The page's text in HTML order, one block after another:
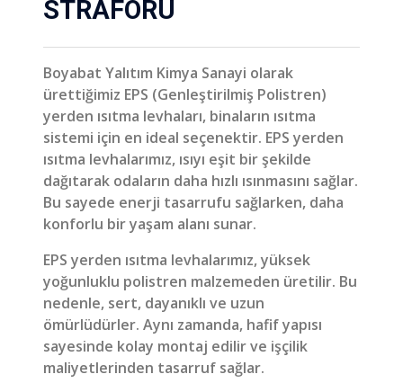
STRAFORU
Boyabat Yalıtım Kimya Sanayi olarak
ürettiğimiz EPS (Genleştirilmiş Polistren)
yerden ısıtma levhaları, binaların ısıtma
sistemi için en ideal seçenektir. EPS yerden
ısıtma levhalarımız, ısıyı eşit bir şekilde
dağıtarak odaların daha hızlı ısınmasını sağlar.
Bu sayede enerji tasarrufu sağlarken, daha
konforlu bir yaşam alanı sunar.
EPS yerden ısıtma levhalarımız, yüksek
yoğunluklu polistren malzemeden üretilir. Bu
nedenle, sert, dayanıklı ve uzun
ömürlüdürler. Aynı zamanda, hafif yapısı
sayesinde kolay montaj edilir ve işçilik
maliyetlerinden tasarruf sağlar.